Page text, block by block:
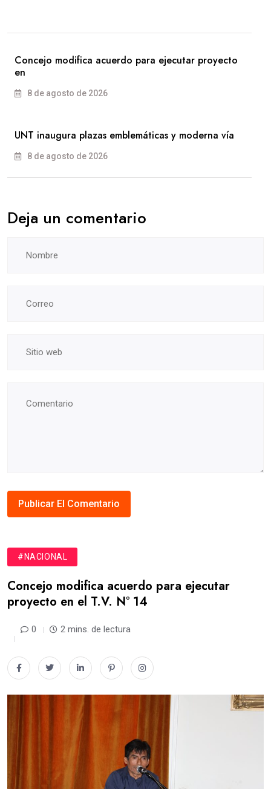
Concejo modifica acuerdo para ejecutar proyecto
en
8 de agosto de 2026
UNT inaugura plazas emblemáticas y moderna vía
8 de agosto de 2026
Deja un comentario
#NACIONAL
Concejo modifica acuerdo para ejecutar
proyecto en el T.V. N° 14
0 2 mins. de lectura